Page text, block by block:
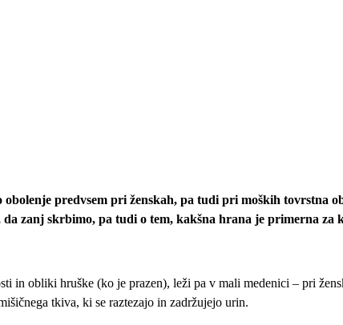
predvsem pri ženskah, pa tudi pri moških tovrstna
zanj skrbimo, pa tudi o tem, kakšna hrana je primerna za
in obliki hruške (ko je prazen), leži pa v mali medenici – pri
tkiva, ki se raztezajo in zadržujejo urin.